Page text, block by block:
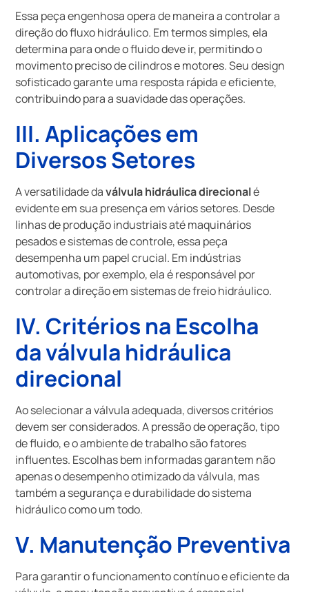
Essa peça engenhosa opera de maneira a controlar a
direção do fluxo hidráulico. Em termos simples, ela
determina para onde o fluido deve ir, permitindo o
movimento preciso de cilindros e motores. Seu design
sofisticado garante uma resposta rápida e eficiente,
contribuindo para a suavidade das operações.
III. Aplicações em
Diversos Setores
A versatilidade daválvula hidráulica direcionalé
evidente em sua presença em vários setores. Desde
linhas de produção industriais até maquinários
pesados e sistemas de controle, essa peça
desempenha um papel crucial. Em indústrias
automotivas, por exemplo, ela é responsável por
controlar a direção em sistemas de freio hidráulico.
IV. Critérios na Escolha
daválvula hidráulica
direcional
Ao selecionar a válvula adequada, diversos critérios
devem ser considerados. A pressão de operação, tipo
de fluido, e o ambiente de trabalho são fatores
influentes. Escolhas bem informadas garantem não
apenas o desempenho otimizado da válvula, mas
também a segurança e durabilidade do sistema
hidráulico como um todo.
V. Manutenção Preventiva
Para garantir o funcionamento contínuo e eficiente da